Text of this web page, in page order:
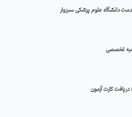
دانشگاه علوم پزشکی سبزوار